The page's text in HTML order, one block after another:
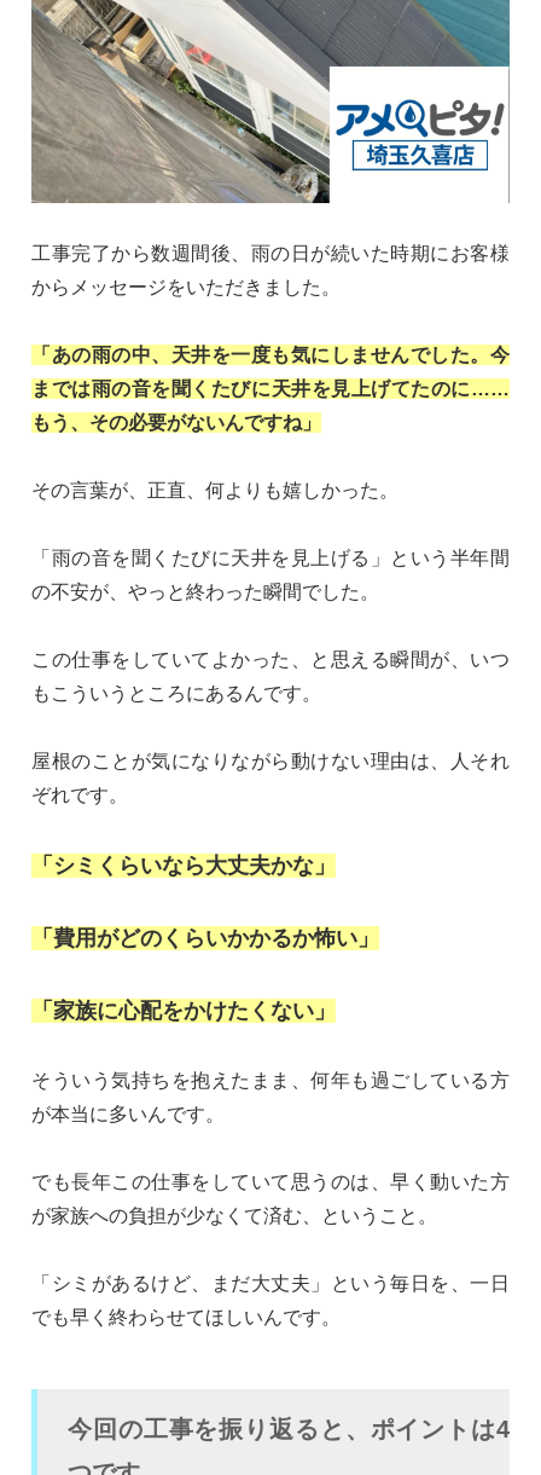
工事完了から数週間後、雨の日が続いた時期にお客様
からメッセージをいただきました。
「あの雨の中、天井を一度も気にしませんでした。今
までは雨の音を聞くたびに天井を見上げてたのに……
もう、その必要がないんですね」
その言葉が、正直、何よりも嬉しかった。
「雨の音を聞くたびに天井を見上げる」という半年間
の不安が、やっと終わった瞬間でした。
この仕事をしていてよかった、と思える瞬間が、いつ
もこういうところにあるんです。
屋根のことが気になりながら動けない理由は、人それ
ぞれです。
「シミくらいなら大丈夫かな」
「費用がどのくらいかかるか怖い」
「家族に心配をかけたくない」
そういう気持ちを抱えたまま、何年も過ごしている方
が本当に多いんです。
でも長年この仕事をしていて思うのは、早く動いた方
が家族への負担が少なくて済む、ということ。
「シミがあるけど、まだ大丈夫」という毎日を、一日
でも早く終わらせてほしいんです。
今回の工事を振り返ると、ポイントは4